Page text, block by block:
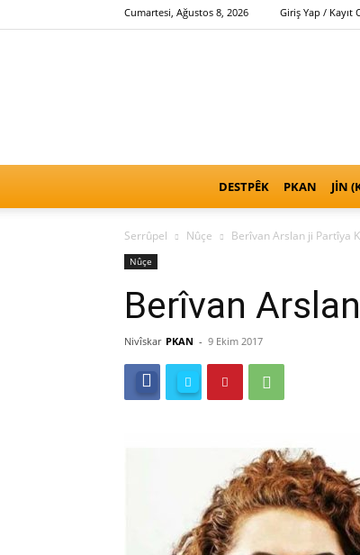
Cumartesi, Ağustos 8, 2026 Giriş Yap / Kayıt
DESTPÊK PKAN JİN
Serrûpel Nûçe Berîvan Arslan ji Partîya
Nûçe
Berîvan
Nivîskar PKAN - 9 Ekim 2017